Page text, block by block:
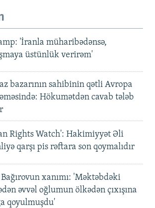
'İranla müharibədənsə,
üstünlük verirəm'
bazarının sahibinin qətli Avropa
Hökumətdən cavab tələb
Rights Watch': Hakimiyyət Əli
qarşı pis rəftara son qoymalıdır
xanımı: 'Məktəbdəki
əvvəl oğlumun ölkədən çıxışına
qoyulmuşdu'